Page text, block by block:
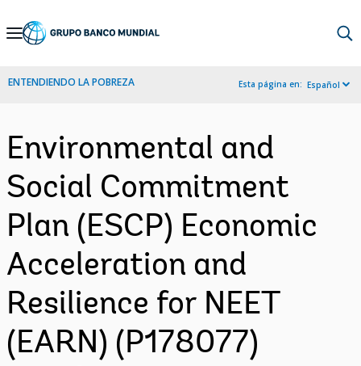
Skip
Navigation
ENTENDIENDO LA POBREZA Esta página en: Español
Environmental and
Social Commitment
Plan (ESCP) Economic
Acceleration and
Resilience for NEET
(EARN) (P178077)